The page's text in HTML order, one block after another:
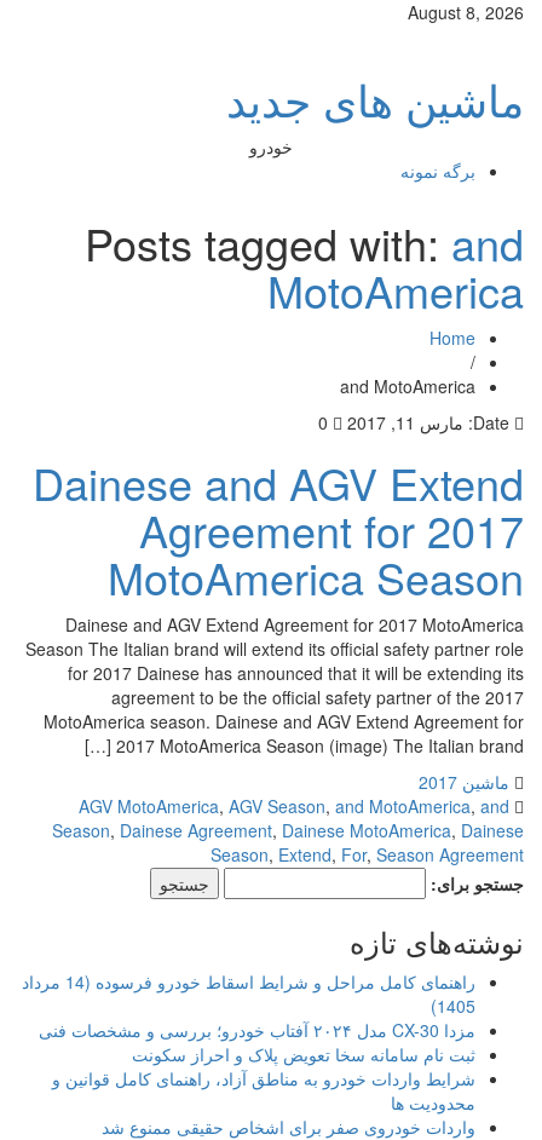
August 8, 2026
ماشین های جدید
خودرو
برگه نمونه
Posts tagged with:and
MotoAmerica
Home
/
and MotoAmerica
Date: مارس 11, 2017 0
Dainese and AGV Extend
Agreement for 2017
MotoAmerica Season
Dainese and AGV Extend Agreement for 2017 MotoAmerica
Season The Italian brand will extend its official safety partner role
for 2017 Dainese has announced that it will be extending its
agreement to be the official safety partner of the 2017
MotoAmerica season. Dainese and AGV Extend Agreement for
2017 MotoAmerica Season (image) The Italian brand […]
ماشین 2017
AGV MotoAmerica,AGV Season,and MotoAmerica,and
Season,Dainese Agreement,Dainese MotoAmerica,Dainese
Season,Extend,For,Season Agreement
جستجو برای:
نوشته‌های تازه
راهنمای کامل مراحل و شرایط اسقاط خودرو فرسوده (14 مرداد
1405)
مزدا CX-30 مدل ۲۰۲۴ آفتاب خودرو؛ بررسی و مشخصات فنی
ثبت نام سامانه سخا تعویض پلاک و احراز سکونت
شرایط واردات خودرو به مناطق آزاد، راهنمای کامل قوانین و
محدودیت ها
واردات خودروی صفر برای اشخاص حقیقی ممنوع شد